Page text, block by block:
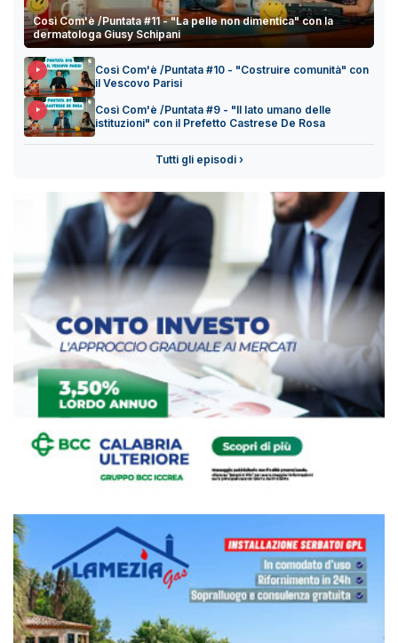
Così Com'è /Puntata #11 - "La pelle non dimentica" con la
dermatologa Giusy Schipani
Così Com'è /Puntata #10 - "Costruire comunità" con
il Vescovo Parisi
Così Com'è /Puntata #9 - "Il lato umano delle
istituzioni" con il Prefetto Castrese De Rosa
Tutti gli episodi ›